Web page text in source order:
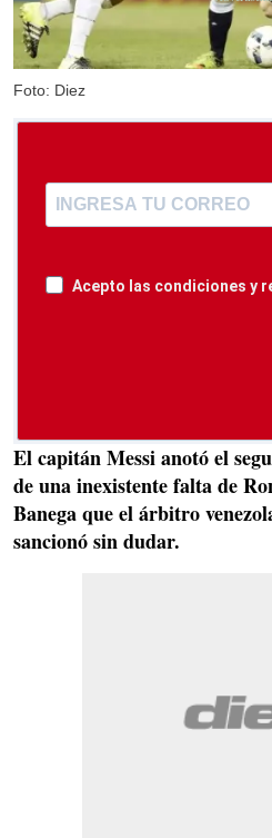
Foto: Diez
Acepto las condiciones y
El capitán Messi anotó el
de una inexistente falta de
Banega que el árbitro
sancionó sin dudar.